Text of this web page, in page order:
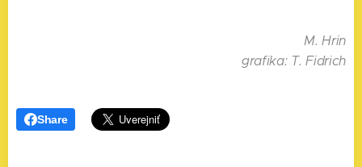
M. Hrin
grafika: T. Fidrich
Share